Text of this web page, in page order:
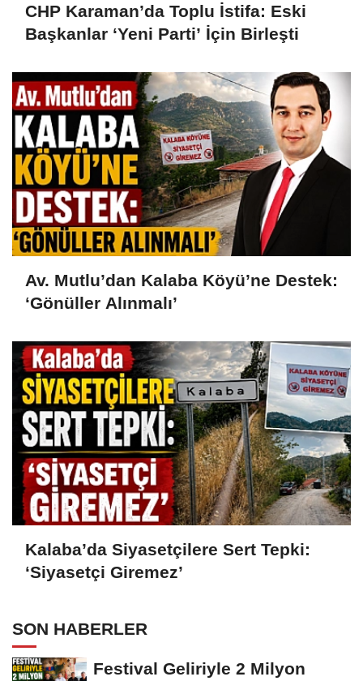
CHP Karaman’da Toplu İstifa: Eski
Başkanlar ‘Yeni Parti’ İçin Birleşti
Av. Mutlu’dan Kalaba Köyü’ne Destek:
‘Gönüller Alınmalı’
Kalaba’da Siyasetçilere Sert Tepki:
‘Siyasetçi Giremez’
SON HABERLER
Festival Geliriyle 2 Milyon